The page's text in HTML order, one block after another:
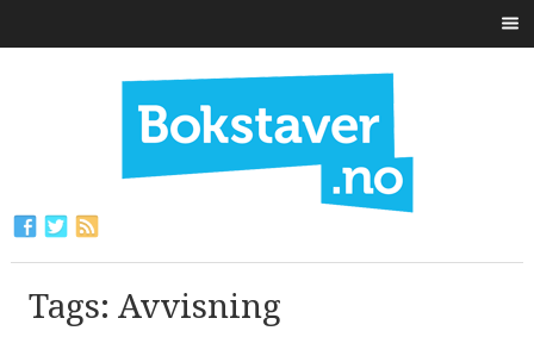
Tags: Avvisning